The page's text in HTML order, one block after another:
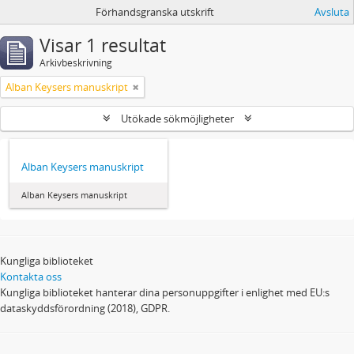
Förhandsgranska utskrift Avsluta
Visar 1 resultat
Arkivbeskrivning
Alban Keysers manuskript
Utökade sökmöjligheter
Alban Keysers manuskript
Alban Keysers manuskript
Kungliga biblioteket
Kontakta oss
Kungliga biblioteket hanterar dina personuppgifter i enlighet med EU:s
dataskyddsförordning (2018), GDPR.